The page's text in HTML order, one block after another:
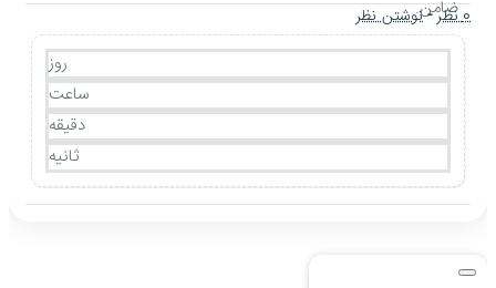
0 نظر -نوشتن نظر
روز
ساعت
دقیقه
ثانیه